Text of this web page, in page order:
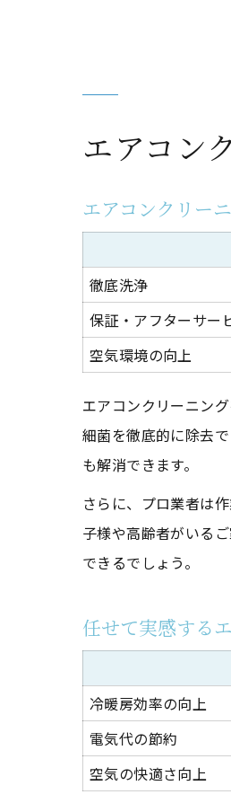
エアコン
エアコンクリー
徹底洗浄
保証・アフターサー
空気環境の向上
エアコンクリーニン
細菌を徹底的に除去
も解消できます。
さらに、プロ業者は
子様や高齢者がいる
できるでしょう。
任せて実感する
冷暖房効率の向上
電気代の節約
空気の快適さ向上